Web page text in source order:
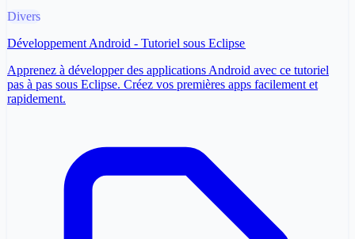
Divers
Développement Android - Tutoriel sous Eclipse
Apprenez à développer des applications Android avec ce tutoriel
pas à pas sous Eclipse. Créez vos premières apps facilement et
rapidement.